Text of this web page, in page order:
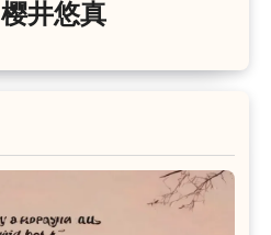
樱井悠真